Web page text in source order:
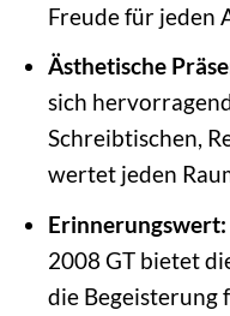
Freude für jeden
Ästhetische
sich
Schreibtischen,
wertet jeden
Erinnerungswert:
2008 GT bietet
die Begeisterung